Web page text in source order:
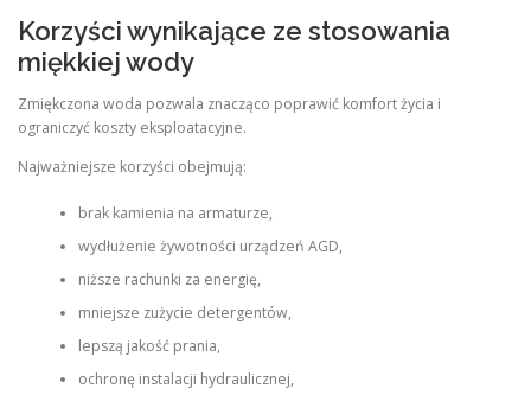
Korzyści wynikające ze stosowania
miękkiej wody
Zmiękczona woda pozwala znacząco poprawić komfort życia i
ograniczyć koszty eksploatacyjne.
Najważniejsze korzyści obejmują:
brak kamienia na armaturze,
wydłużenie żywotności urządzeń AGD,
niższe rachunki za energię,
mniejsze zużycie detergentów,
lepszą jakość prania,
ochronę instalacji hydraulicznej,